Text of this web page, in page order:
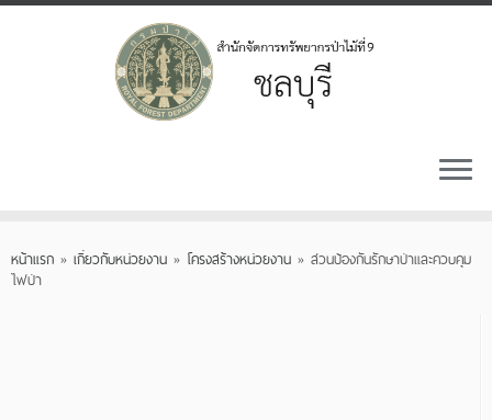
content
หน้าแรก » เกี่ยวกับหน่วยงาน » โครงสร้างหน่วยงาน » ส่วนป้องกันรักษาป่าและควบคุม
ไฟป่า